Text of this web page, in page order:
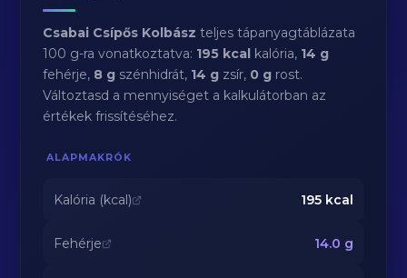
Csabai Csípős Kolbász teljes tápanyagtáblázata
100 g-ra vonatkoztatva: 195 kcal kalória, 14 g
fehérje, 8 g szénhidrát, 14 g zsír, 0 g rost.
Változtasd a mennyiséget a kalkulátorban az
értékek frissítéséhez.
ALAPMAKRÓK
Kalória (kcal) 195kcal
Fehérje 14.0 g